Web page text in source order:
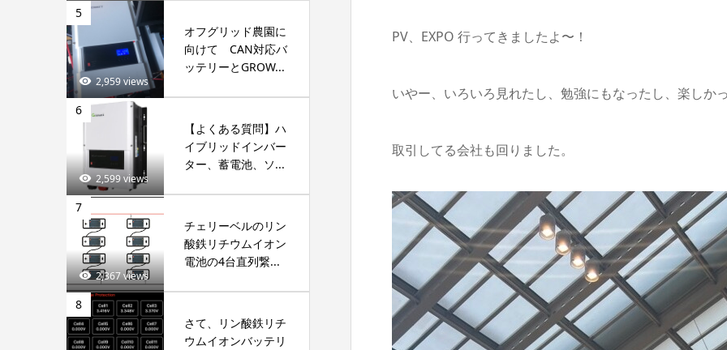
PV、EXPO 行ってきましたよ〜！
いやー、いろいろ見れたし、勉強にもなったし、楽しかっ
取引してる会社も回りました。
5
2,959 views
オフグリッド農園に
向けて CAN対応バ
ッテリーとGROW...
6
2,599 views
【よくある質問】ハ
イブリッドインバー
ター、蓄電池、ソ...
7
2,367 views
チェリーベルのリン
酸鉄リチウムイオン
電池の4台直列繋...
8
さて、リン酸鉄リチ
ウムイオンバッテリ